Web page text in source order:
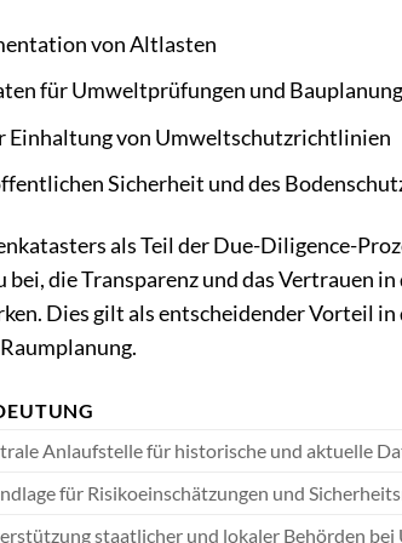
von Altlasten
für Umweltprüfungen und
Einhaltung von Umweltschutzrichtlinien
Sicherheit und des
als Teil der Due-Diligence-
bei, die Transparenz und das Vertrauen
Dies gilt als entscheidender Vorteil
Anlaufstelle für historische und aktuelle
für Risikoeinschätzungen und
staatlicher und lokaler Behörden